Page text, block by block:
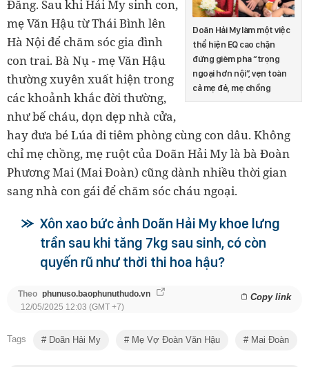
Doãn Hải My làm một việc
thể hiện EQ cao chặn
đứng gièm pha “trọng
ngoại hơn nội”, vẹn toàn
cả mẹ đẻ, mẹ chồng
Đăng. Sau khi Hải My sinh con,
mẹ Văn Hậu từ Thái Bình lên
Hà Nội để chăm sóc gia đình
con trai. Bà Nụ - mẹ Văn Hậu
thường xuyên xuất hiện trong
các khoảnh khắc đời thường,
như bế cháu, dọn dẹp nhà cửa,
hay đưa bé Lúa đi tiêm phòng cùng con dâu. Không
chỉ mẹ chồng, mẹ ruột của Doãn Hải My là bà Đoàn
Phương Mai (Mai Đoàn) cũng dành nhiều thời gian
sang nhà con gái để chăm sóc cháu ngoại.
Xôn xao bức ảnh Doãn Hải My khoe lưng
trần sau khi tăng 7kg sau sinh, có còn
quyến rũ như thời thi hoa hậu?
Theo phunuso.baophunuthudo.vn Copy link
12/05/2025 12:03 (GMT +7)
Tags Doãn Hải My Mẹ Vợ Đoàn Văn Hậu Mai Đoàn